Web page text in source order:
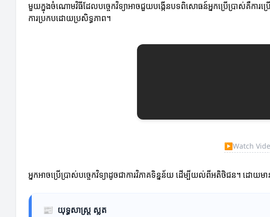
មួយក្នុងចំណោមវិធីដែលបច្ចេកវិទ្យាអាចជួយបង្កើនបទពិសោធន៍អ្នកប្រើប្រាស់គឺការប្រ
ការប្រកបដោយប្រសិទ្ធភាព។
▶Watch
អ្នកអាចប្រើប្រាស់បច្ចេកវិទ្យាដូចជាការវិភាគទិន្នន័យ ដើម្បីយល់ពីអតិថិជន។ ដោយមា
📰 យុទ្ធសាស្ត្រ ស្លត